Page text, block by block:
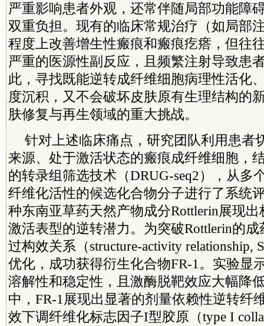
严重影响患者外观，还常伴随局部功能障
双重负担。现有的临床常规治疗（如局部
程度上改善增生性瘢痕和瘢痕疙瘩，但往
严重的医源性副反应，且频繁注射导致患
此，寻找既能逆转成纤维细胞病理性活化
度沉积，又不会破坏皮肤原有生理结构的
肤修复与再生领域的重大挑战。
针对上述临床痛点，研究团队利用患者
来源、处于激活状态的瘢痕成纤维细胞，
的转录组筛选技术（DRUG-seq2），从多
纤维化活性的候选化合物分子进行了系统
种东南亚草药天然产物成分Rottlerin展现
激活表型的逆转潜力。为突破Rottlerin的
过构效关系（structure-activity relationship,
优化，成功获得衍生化合物FR-1。实验显
溶解性和稳定性，且激酶脱靶效应大幅降
中，FR-1展现出显著的剂量依赖性逆转纤
效下调纤维化标志因子I型胶原（type I